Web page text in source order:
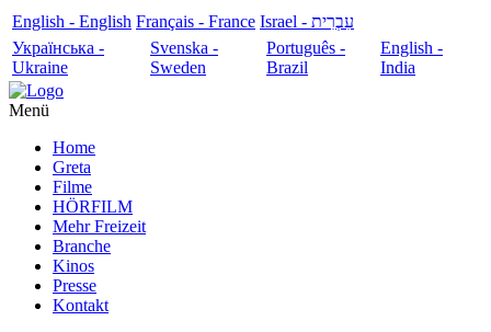
English - English Français - France
עִבְרִית - Israel
Українська -
Ukraine
Svenska -
Sweden
Português -
Brazil
English -
India
Menü
Home
Greta
Filme
HÖRFILM
Mehr Freizeit
Branche
Kinos
Presse
Kontakt